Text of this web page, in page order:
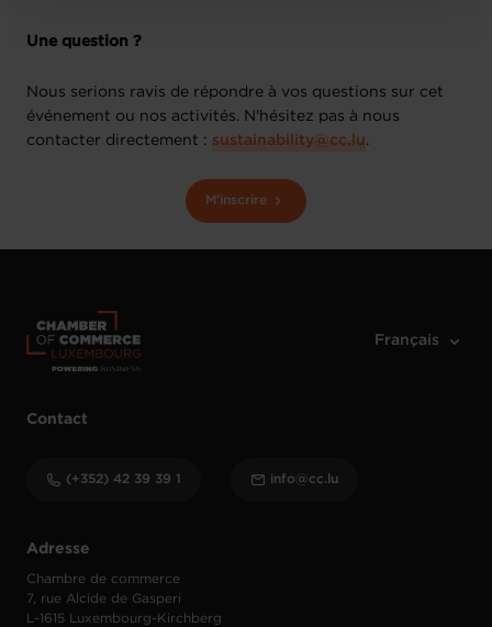
Une question ?
Nous serions ravis de répondre à vos questions sur cet
événement ou nos activités. N'hésitez pas à nous
contacter directement : ​sustainability@cc.lu.
M'inscrire
Adresse
Chambre de commerce
7, rue Alcide de Gasperi
L-1615 Luxembourg-Kirchberg
Contact
(+352) 42 39 39 1 info@cc.lu